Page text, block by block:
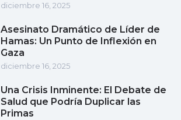
diciembre 16, 2025
Asesinato Dramático de Líder de
Hamas: Un Punto de Inflexión en
Gaza
diciembre 16, 2025
Una Crisis Inminente: El Debate de
Salud que Podría Duplicar las
Primas